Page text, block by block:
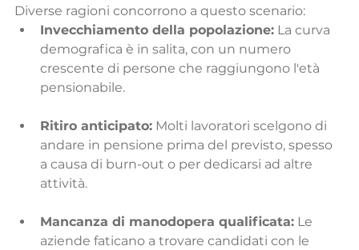
Diverse ragioni concorrono a questo scenario:
Invecchiamento della popolazione: La curva
demografica è in salita, con un numero
crescente di persone che raggiungono l'età
pensionabile.
Ritiro anticipato: Molti lavoratori scelgono di
andare in pensione prima del previsto, spesso
a causa di burn-out o per dedicarsi ad altre
attività.
Mancanza di manodopera qualificata: Le
aziende faticano a trovare candidati con le